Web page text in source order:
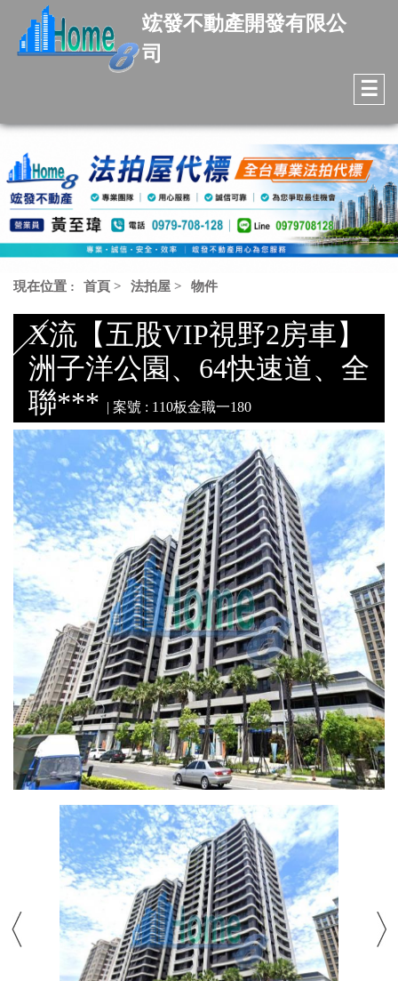
竤發不動產開發有限公
司
☰
現在位置 : 首頁 > 法拍屋 > 物件
X流【五股VIP視野2房車】
洲子洋公園、64快速道、全
聯*** | 案號 : 110板金職一180